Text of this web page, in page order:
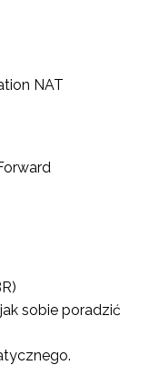
NAT
sobie poradzić